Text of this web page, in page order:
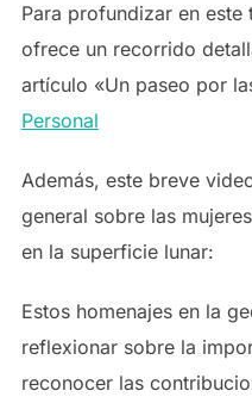
Para profundizar en
ofrece un recorrido
artículo «Un paseo por
Personal
Además, este breve
general sobre las
en la superficie lunar:​
Estos homenajes en la
reflexionar sobre la
reconocer las